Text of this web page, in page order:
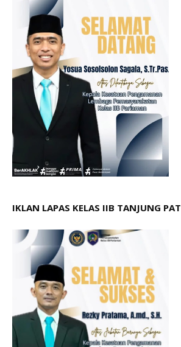
IKLAN LAPAS KELAS IIB TANJUNG